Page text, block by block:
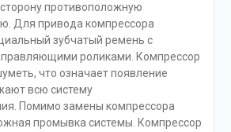
противоположную
Для привода компрессора
зубчатый ремень с
роликами. Компрессор
что означает появление
всю систему
Помимо замены компрессора
промывка системы. Компрессор